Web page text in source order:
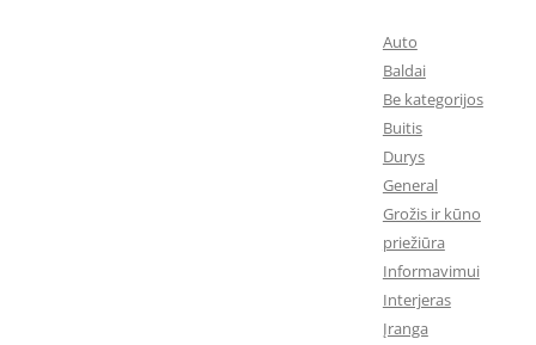
Auto
Baldai
Be kategorijos
Buitis
Durys
General
Grožis ir kūno
priežiūra
Informavimui
Interjeras
Įranga